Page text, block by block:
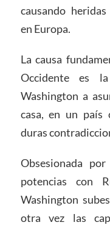
causando
en Europa.
La causa
Occidente es
Washington a
casa, en un país
duras
Obsesionada
potencias con
Washington
otra vez las